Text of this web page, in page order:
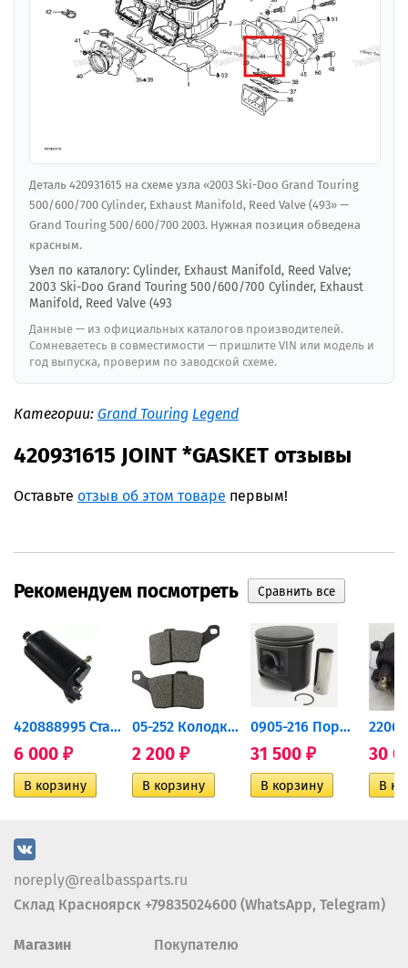
Деталь 420931615 на схеме узла «2003 Ski-Doo Grand Touring
500/600/700 Cylinder, Exhaust Manifold, Reed Valve (493» —
Grand Touring 500/600/700 2003. Нужная позиция обведена
красным.
Узел по каталогу: Cylinder, Exhaust Manifold, Reed Valve;
2003 Ski-Doo Grand Touring 500/600/700 Cylinder, Exhaust
Manifold, Reed Valve (493
Данные — из официальных каталогов производителей.
Сомневаетесь в совместимости — пришлите VIN или модель и
год выпуска, проверим по заводской схеме.
Категории: Grand Touring Legend
420931615 JOINT *GASKET отзывы
Оставьте отзыв об этом товаре первым!
Рекомендуем посмотреть
420888995 Стартер для...
6 000 ₽
05-252 Колодки тормозные...
2 200 ₽
0905-216 Поршень Arctic Cat...
31 500 ₽ 30
noreply@realbassparts.ru
Склад Красноярск +79835024600 (WhatsApp, Telegram)
Магазин
Покупателю